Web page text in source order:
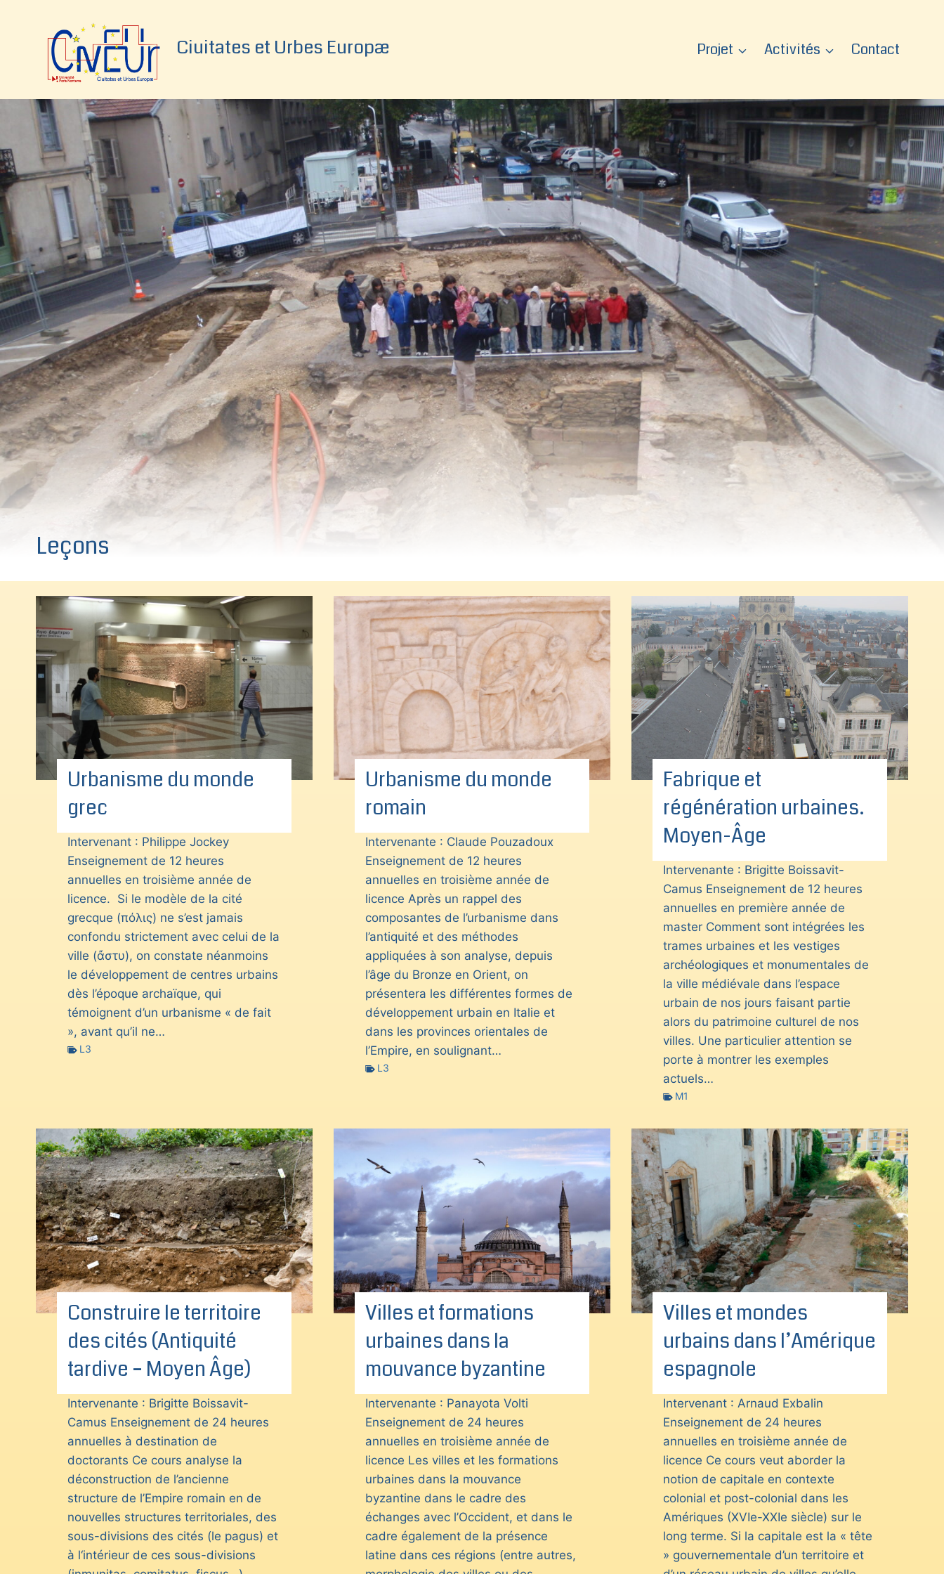
Ciuitates et Urbes Europæ Projet Activités Contact
Leçons
Urbanisme du monde
grec
Intervenant : Philippe Jockey
Enseignement de 12 heures
annuelles en troisième année de
licence. Si le modèle de la cité
grecque (πόλις) ne s’est jamais
confondu strictement avec celui de la
ville (ἄστυ), on constate néanmoins
le développement de centres urbains
dès l’époque archaïque, qui
témoignent d’un urbanisme « de fait
», avant qu’il ne…
L3
Urbanisme du monde
romain
Intervenante : Claude Pouzadoux
Enseignement de 12 heures
annuelles en troisième année de
licence Après un rappel des
composantes de l’urbanisme dans
l’antiquité et des méthodes
appliquées à son analyse, depuis
l’âge du Bronze en Orient, on
présentera les différentes formes de
développement urbain en Italie et
dans les provinces orientales de
l’Empire, en soulignant…
L3
Fabrique et
régénération urbaines.
Moyen-Âge
Intervenante : Brigitte Boissavit-
Camus Enseignement de 12 heures
annuelles en première année de
master Comment sont intégrées les
trames urbaines et les vestiges
archéologiques et monumentales de
la ville médiévale dans l’espace
urbain de nos jours faisant partie
alors du patrimoine culturel de nos
villes. Une particulier attention se
porte à montrer les exemples
actuels…
M1
Construire le territoire
des cités (Antiquité
tardive – Moyen Âge)
Intervenante : Brigitte Boissavit-
Camus Enseignement de 24 heures
annuelles à destination de
doctorants Ce cours analyse la
déconstruction de l’ancienne
structure de l’Empire romain en de
nouvelles structures territoriales, des
sous-divisions des cités (le pagus) et
à l‘intérieur de ces sous-divisions
Villes et formations
urbaines dans la
mouvance byzantine
Intervenante : Panayota Volti
Enseignement de 24 heures
annuelles en troisième année de
licence Les villes et les formations
urbaines dans la mouvance
byzantine dans le cadre des
échanges avec l’Occident, et dans le
cadre également de la présence
latine dans ces régions (entre autres,
Villes et mondes
urbains dans l’Amérique
espagnole
Intervenant : Arnaud Exbalin
Enseignement de 24 heures
annuelles en troisième année de
licence Ce cours veut aborder la
notion de capitale en contexte
colonial et post-colonial dans les
Amériques (XVIe-XXIe siècle) sur le
long terme. Si la capitale est la « tête
» gouvernementale d’un territoire et